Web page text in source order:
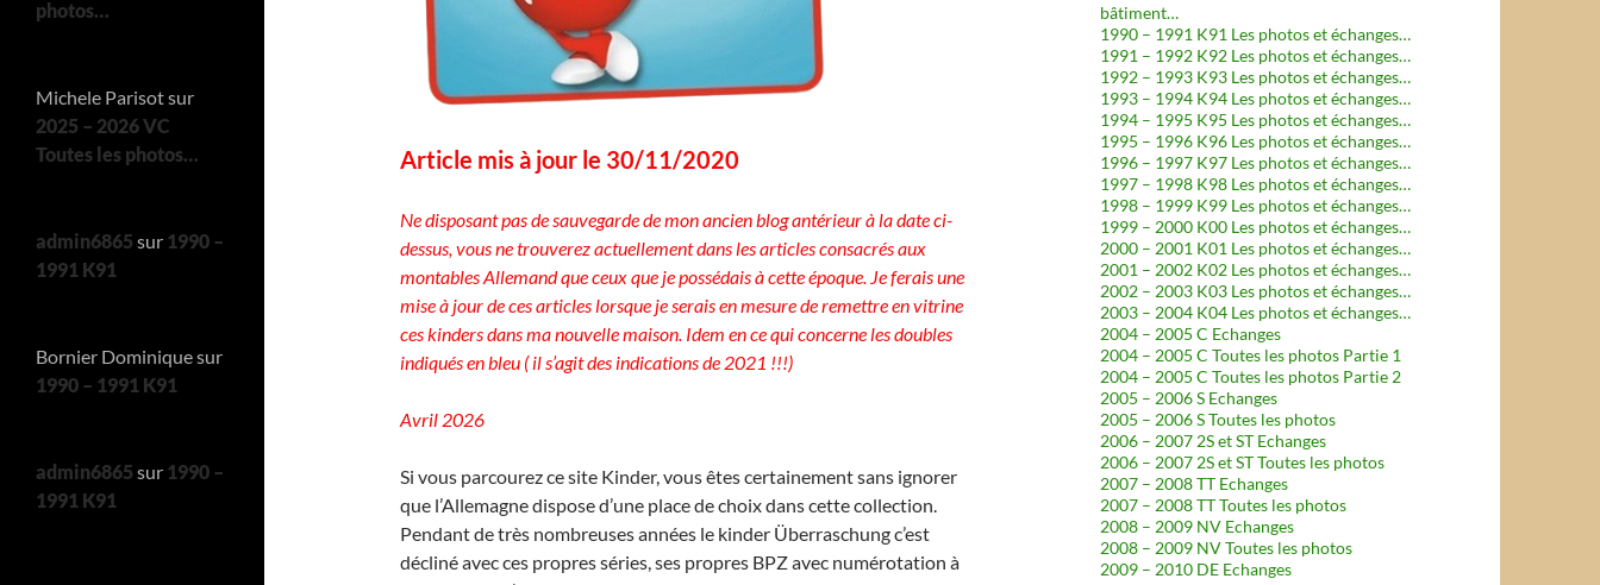
Article mis à jour le 30/11/2020
Ne disposant pas de sauvegarde de mon ancien blog antérieur à la date ci-
dessus, vous ne trouverez actuellement dans les articles consacrés aux
montables Allemand que ceux que je possédais à cette époque. Je ferais une
mise à jour de ces articles lorsque je serais en mesure de remettre en vitrine
ces kinders dans ma nouvelle maison. Idem en ce qui concerne les doubles
indiqués en bleu ( il s’agit des indications de 2021 !!!)
Avril 2026
Si vous parcourez ce site Kinder, vous êtes certainement sans ignorer
que l’Allemagne dispose d’une place de choix dans cette collection.
Pendant de très nombreuses années le kinder Überraschung c’est
décliné avec ces propres séries, ses propres BPZ avec numérotation à
bâtiment…
1990 – 1991 K91 Les photos et échanges…
1991 – 1992 K92 Les photos et échanges…
1992 – 1993 K93 Les photos et échanges…
1993 – 1994 K94 Les photos et échanges…
1994 – 1995 K95 Les photos et échanges…
1995 – 1996 K96 Les photos et échanges…
1996 – 1997 K97 Les photos et échanges…
1997 – 1998 K98 Les photos et échanges…
1998 – 1999 K99 Les photos et échanges…
1999 – 2000 K00 Les photos et échanges…
2000 – 2001 K01 Les photos et échanges…
2001 – 2002 K02 Les photos et échanges…
2002 – 2003 K03 Les photos et échanges…
2003 – 2004 K04 Les photos et échanges…
2004 – 2005 C Echanges
2004 – 2005 C Toutes les photos Partie 1
2004 – 2005 C Toutes les photos Partie 2
2005 – 2006 S Echanges
2005 – 2006 S Toutes les photos
2006 – 2007 2S et ST Echanges
2006 – 2007 2S et ST Toutes les photos
2007 – 2008 TT Echanges
2007 – 2008 TT Toutes les photos
2008 – 2009 NV Echanges
2008 – 2009 NV Toutes les photos
2009 – 2010 DE Echanges
photos…
Michele Parisotsur
2025 – 2026 VC
Toutes les photos…
admin6865 sur 1990 –
1991 K91
Bornier Dominiquesur
1990 – 1991 K91
admin6865 sur 1990 –
1991 K91